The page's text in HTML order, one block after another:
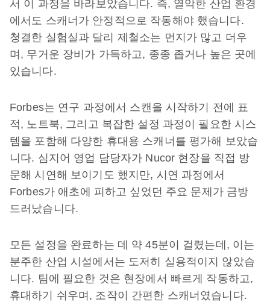
서 이 과정을 바라보았습니다. 즉, 열악한 산업 환경
에서도 스캐너가 안정적으로 작동해야 했습니다.
청결한 실험실과 달리 제철소는 먼지가 많고 더우
며, 무거운 장비가 가득하고, 종종 좁거나 높은 곳에
있습니다.
Forbes는 연구 과정에서 스캔을 시작하기 전에 표
적, 노트북, 그리고 복잡한 설정 과정이 필요한 시스
템을 포함해 다양한 휴대용 스캐너를 평가해 보았습
니다. 심지어 영업 담당자가 Nucor 현장을 직접 방
문해 시연해 보이기도 했지만, 시연 과정에서
Forbes가 애초에 피하고 싶었던 주요 문제가 금방
드러났습니다.
모든 설정을 완료하는 데 약 45분이 걸렸는데, 이는
분주한 산업 시설에서는 도저히 실용적이지 않았습
니다. 팀에 필요한 것은 현장에서 빠르게 작동하고,
휴대하기 쉬우며, 조작이 간편한 스캐너였습니다.